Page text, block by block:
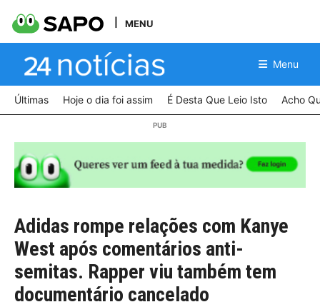
MENU
Menu
Últimas Hoje o dia foi assim É Desta Que Leio Isto Acho
Adidas rompe relações com Kanye
West após comentários anti-
semitas. Rapper viu também tem
documentário cancelado